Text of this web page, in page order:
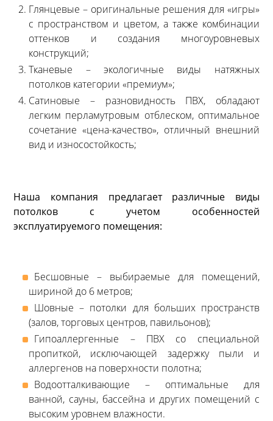
Глянцевые – оригинальные решения для «игры»
с пространством и цветом, а также комбинации
оттенков и создания многоуровневых
конструкций;
Тканевые – экологичные виды натяжных
потолков категории «премиум»;
Сатиновые – разновидность ПВХ, обладают
легким перламутровым отблеском, оптимальное
сочетание «цена-качество», отличный внешний
вид и износостойкость;
Наша компания предлагает различные виды
потолков с учетом особенностей
эксплуатируемого помещения:
Бесшовные – выбираемые для помещений,
шириной до 6 метров;
Шовные – потолки для больших пространств
(залов, торговых центров, павильонов);
Гипоаллергенные – ПВХ со специальной
пропиткой, исключающей задержку пыли и
аллергенов на поверхности полотна;
Водоотталкивающие – оптимальные для
ванной, сауны, бассейна и других помещений с
высоким уровнем влажности.